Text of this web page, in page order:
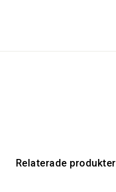
Relaterade produkter